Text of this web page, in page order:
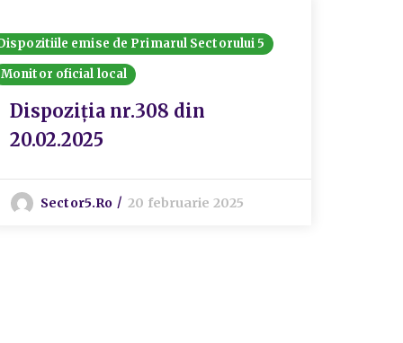
emise de Primarul Sectorului 5
Monitor oficial local
Dispoziția nr.308 din
20.02.2025
Sector5.ro 20 februarie 2025